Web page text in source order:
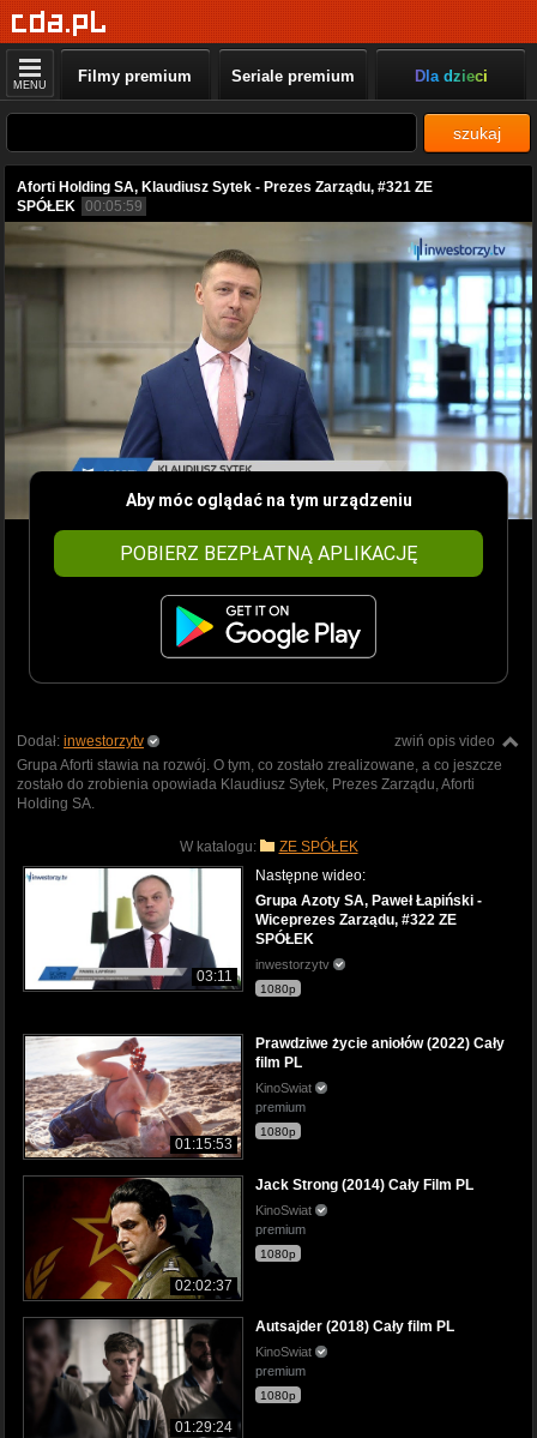
MENU Filmy premium Seriale premium Dla dzieci
szukaj
Aforti Holding SA, Klaudiusz Sytek - Prezes Zarządu, #321 ZE
SPÓŁEK 00:05:59
Aby móc oglądać na tym urządzeniu
POBIERZ BEZPŁATNĄ APLIKACJĘ
zwiń opis video
Dodał: inwestorzytv
Grupa Aforti stawia na rozwój. O tym, co zostało zrealizowane, a co jeszcze
zostało do zrobienia opowiada Klaudiusz Sytek, Prezes Zarządu, Aforti
Holding SA.
W katalogu: ZE SPÓŁEK
03:11
Następne wideo:
Grupa Azoty SA, Paweł Łapiński -
Wiceprezes Zarządu, #322 ZE
SPÓŁEK
inwestorzytv
1080p
01:15:53
Prawdziwe życie aniołów (2022) Cały
film PL
KinoSwiat
premium
1080p
02:02:37
Jack Strong (2014) Cały Film PL
KinoSwiat
premium
1080p
01:29:24
Autsajder (2018) Cały film PL
KinoSwiat
premium
1080p